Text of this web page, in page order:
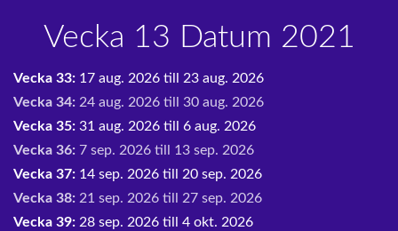
Vecka 13 Datum 2021
Vecka 33: 17 aug. 2026 till 23 aug. 2026
Vecka 34: 24 aug. 2026 till 30 aug. 2026
Vecka 35: 31 aug. 2026 till 6 aug. 2026
Vecka 36: 7 sep. 2026 till 13 sep. 2026
Vecka 37: 14 sep. 2026 till 20 sep. 2026
Vecka 38: 21 sep. 2026 till 27 sep. 2026
Vecka 39: 28 sep. 2026 till 4 okt. 2026